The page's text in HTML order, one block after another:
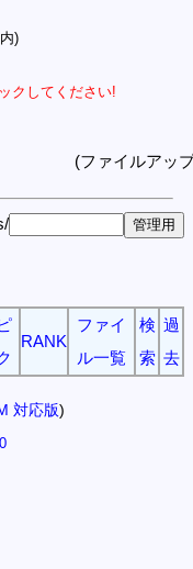
)
クしてください!
(ファイルアッ
RANK
ファイ
ル一覧
検
索
過
去
対応版)